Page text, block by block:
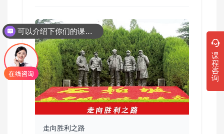
走向胜利之路
课
程
咨
询
可以介绍下你们的课程吗？